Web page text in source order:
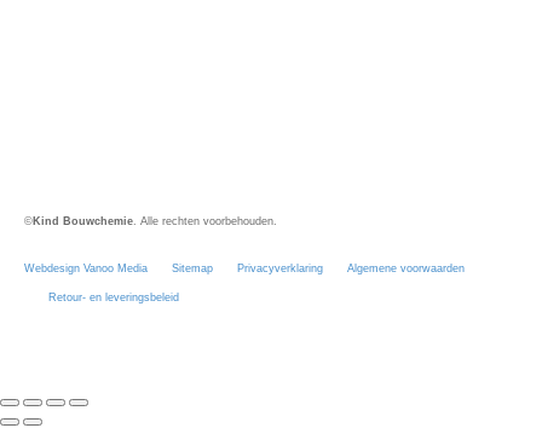
© Kind Bouwchemie. Alle rechten voorbehouden.
Webdesign Vanoo Media Sitemap Privacyverklaring Algemene voorwaarden
Retour- en leveringsbeleid